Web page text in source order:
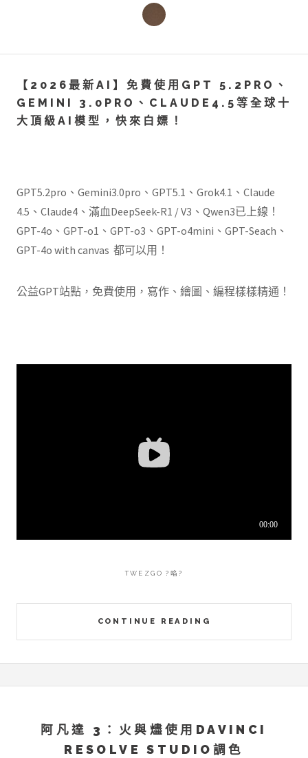
【2026最新AI】免費使用GPT 5.2PRO、
GEMINI 3.0PRO、CLAUDE4.5等全球十
大頂級AI模型，快來白嫖！
GPT5.2pro、Gemini3.0pro、GPT5.1、Grok4.1、Claude
4.5、Claude4、滿血DeepSeek-R1 / V3、Qwen3已上線！
GPT-4o、GPT-o1、GPT-o3、GPT-o4mini、GPT-Seach、
GPT-4o with canvas 都可以用！
公益GPT站點，免費使用，寫作、繪圖、編程樣樣精通！
CONTINUE READING
TWEZGO ?啗?
阿凡達 3：火與燼使用DAVINCI
RESOLVE STUDIO調色